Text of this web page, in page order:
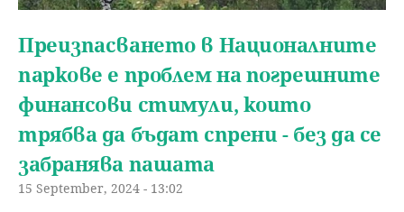
Преизпасването в Националните
паркове е проблем на погрешните
финансови стимули, които
трябва да бъдат спрени - без да се
забранява пашата
15 September, 2024 - 13:02